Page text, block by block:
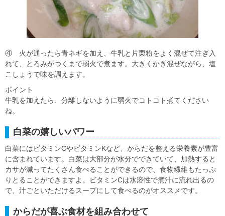
④ 火が通ったら青ネギを加え、牛乳と片栗粉をよく混ぜて注ぎ入
れて、とろみがつくまで弱火で煮ます。大きくかき混ぜながら、塩
こしょうで味を調えます。
ポイント
牛乳を加えたら、分離しないように弱火でコトコト煮てください
ね。
白菜の嬉しいパワー
白菜にはビタミンCやビタミンKなど、からだを整える栄養素が豊富
に含まれています。白菜は大部分が水分でできていて、加熱すると
カサが減ってたくさん食べることができるので、食物繊維もたっぷ
りとることができますよ。ビタミンCは水溶性で煮汁に流れ出るの
で、汁ごといただけるスープにして食べるのがオススメです。
からだが喜ぶ食材を組み合わせて